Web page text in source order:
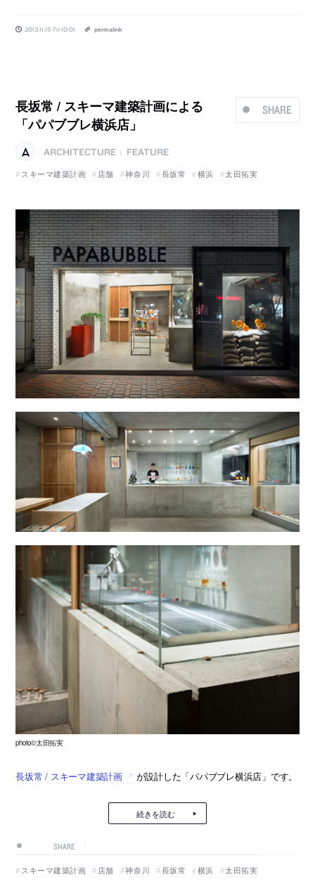
2013.11.15 Fri 10:01 permalink
SHARE
長坂常 / スキーマ建築計画による
「パパブブレ横浜店」
ARCHITECTURE
FEATURE
スキーマ建築計画
店舗 神奈川 長坂常 横浜 太田拓実
photo©太田拓実
長坂常 / スキーマ建築計画 が設計した「パパブブレ横浜店」です。
続きを読む
SHARE
スキーマ建築計画 店舗 神奈川 長坂常 横浜 太田拓実